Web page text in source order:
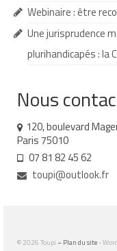
Aides
Aides
Aide
Aide aux
scolarisation
décision
Webinaire : être
Une jurisprudence
plurihandicapés : la
Nous
120, boulevard
Paris 75010
07 81 82 45 62
toupi@outlook.fr
© 2026 Toupi – Plan du site -